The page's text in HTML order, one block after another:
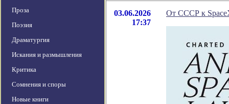
Проза
Поэзия
Драматургия
Искания и размышления
Критика
Сомнения и споры
Новые книги
03.06.2026
17:37
От СССР к